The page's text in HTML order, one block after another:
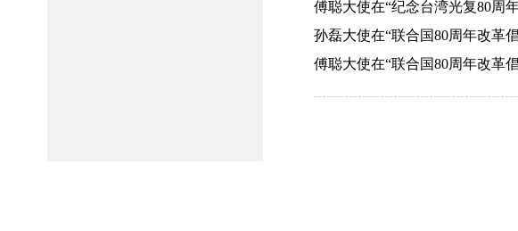
傅聪大使在“纪念台湾光复80周
孙磊大使在“联合国80周年改革
傅聪大使在“联合国80周年改革